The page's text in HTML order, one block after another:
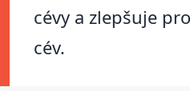
cévy a zlepšuje
cév.